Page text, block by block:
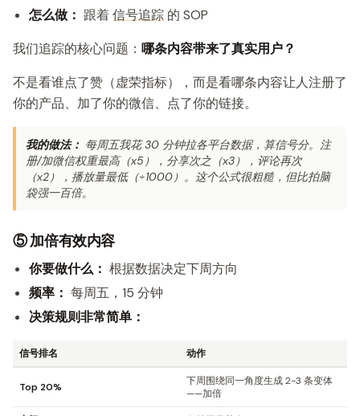
怎么做： 跟着信号追踪 的 SOP
我们追踪的核心问题： 哪条内容带来了真实用户？
不是看谁点了赞（虚荣指标），而是看哪条内容让人注册了
你的产品、加了你的微信、点了你的链接。
我的做法： 每周五我花 30 分钟拉各平台数据，算信号分。注
册/加微信权重最高（x5），分享次之（x3），评论再次
（x2），播放量最低（÷1000）。这个公式很粗糙，但比拍脑
袋强一百倍。
⑤ 加倍有效内容
你要做什么： 根据数据决定下周方向
频率： 每周五，15 分钟
决策规则非常简单：
信号排名 动作
Top 20%
下周围绕同一角度生成 2-3 条变体
——加倍